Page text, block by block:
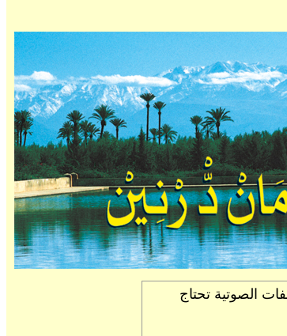
الصوتية تحتاج